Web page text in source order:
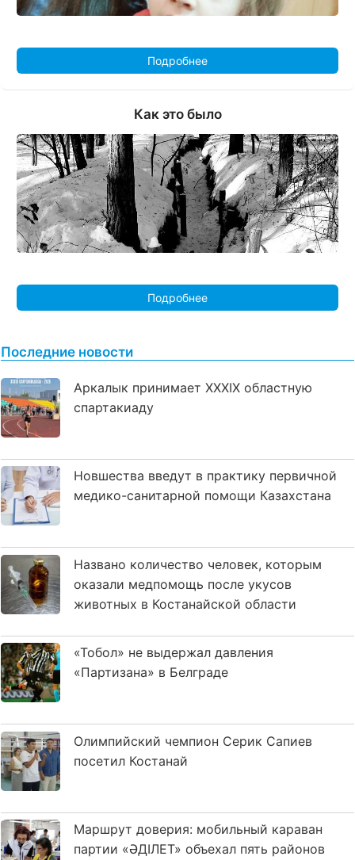
Подробнее
Как это было
Подробнее
Последние новости
Аркалык принимает XXXIX областную
спартакиаду
Новшества введут в практику первичной
медико-санитарной помощи Казахстана
Названо количество человек, которым
оказали медпомощь после укусов
животных в Костанайской области
«Тобол» не выдержал давления
«Партизана» в Белграде
Олимпийский чемпион Серик Сапиев
посетил Костанай
Маршрут доверия: мобильный караван
партии «ӘДІЛЕТ» объехал пять районов